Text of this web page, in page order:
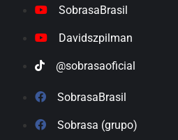
SobrasaBrasil
Davidszpilman
@sobrasaoficial
SobrasaBrasil
Sobrasa (grupo)